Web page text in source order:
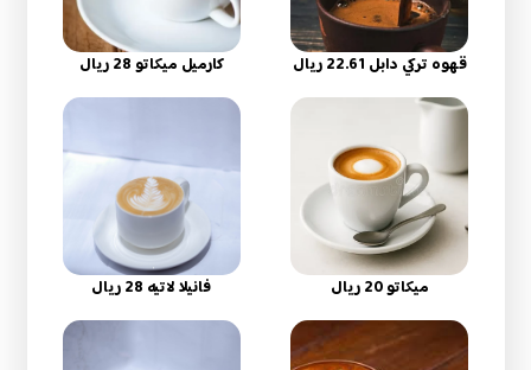
قهوه تركي دابل 22.61 ريال كارميل ميكاتو 28 ريال
ميكاتو 20 ريال فانيلا لاتيه 28 ريال